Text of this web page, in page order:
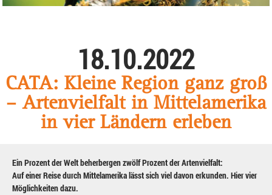
18.10.2022
CATA: Kleine Region ganz groß
– Artenvielfalt in Mittelamerika
in vier Ländern erleben
Ein Prozent der Welt beherbergen zwölf Prozent der Artenvielfalt:
Auf einer Reise durch Mittelamerika lässt sich viel davon erkunden. Hier vier
Möglichkeiten dazu.